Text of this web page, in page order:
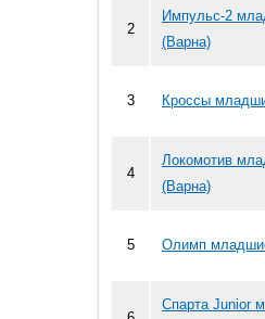
2
Импульс-2
(Варна)
3 Кроссы
4
Локомотив
(Варна)
5 Олимп
Спарта Junior